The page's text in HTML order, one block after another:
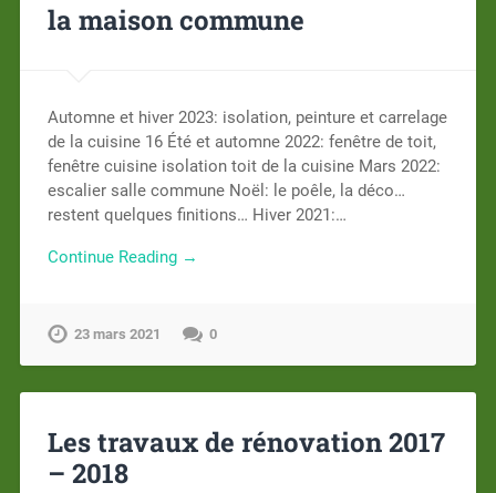
la maison commune
Automne et hiver 2023: isolation, peinture et carrelage
de la cuisine 16 Été et automne 2022: fenêtre de toit,
fenêtre cuisine isolation toit de la cuisine Mars 2022:
escalier salle commune Noël: le poêle, la déco…
restent quelques finitions… Hiver 2021:…
Continue Reading →
23 mars 2021 0
Les travaux de rénovation 2017
– 2018